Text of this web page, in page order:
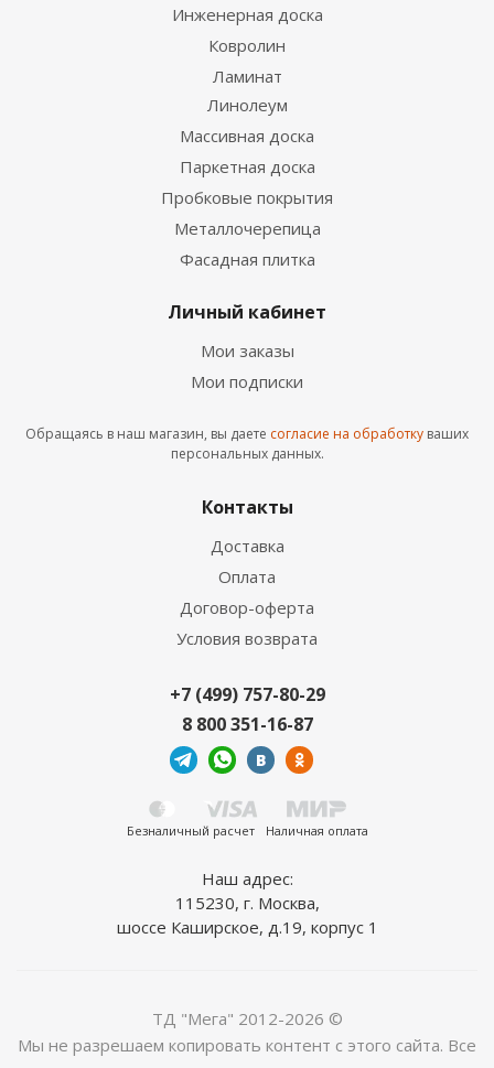
Инженерная доска
Ковролин
Ламинат
Линолеум
Массивная доска
Паркетная доска
Пробковые покрытия
Металлочерепица
Фасадная плитка
Личный кабинет
Мои заказы
Мои подписки
Обращаясь в наш магазин, вы даете согласие на обработку ваших
персональных данных.
Контакты
Доставка
Оплата
Договор-оферта
Условия возврата
+7 (499) 757-80-29
8 800 351-16-87
Безналичный расчет Наличная оплата
Наш адрес:
115230, г. Москва,
шоссе Каширское, д.19, корпус 1
ТД "Мега" 2012-2026 ©
Мы не разрешаем копировать контент с этого сайта. Все